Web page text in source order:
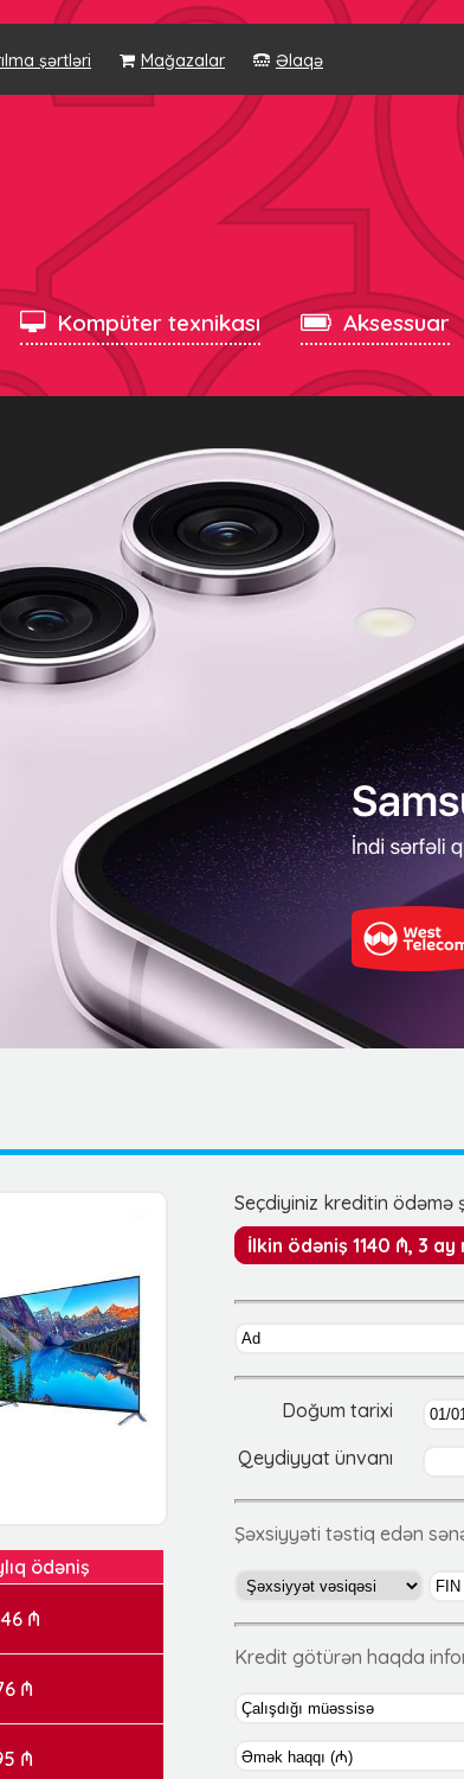
şərtləri Mağazalar Əlaqə
Kompüter texnikası Aksessuar
ödəniş
₼
₼
₼
Seçdiyiniz kreditin ödəmə
İlkin ödəniş 1140 ₼, 3
Doğum tarixi
Qeydiyyat ünvanı
Şəxsiyyəti təstiq edən
Kredit götürən haqda